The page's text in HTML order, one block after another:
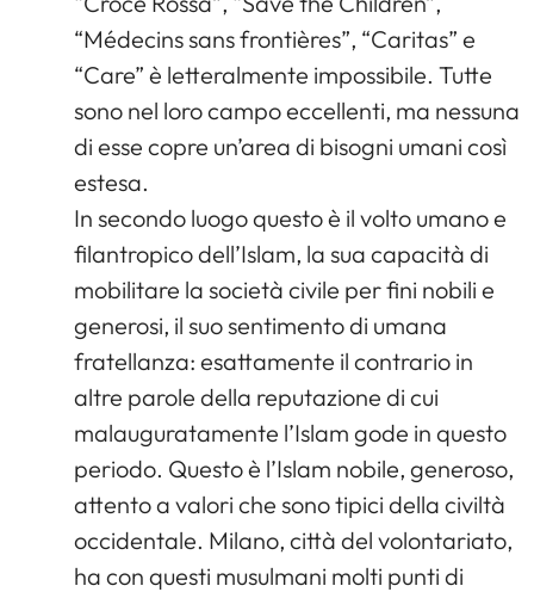
“Médecins sans frontières”, “Caritas” e
“Care” è letteralmente impossibile. Tutte
sono nel loro campo eccellenti, ma nessuna
di esse copre un’area di bisogni umani così
estesa.
In secondo luogo questo è il volto umano e
filantropico dell’Islam, la sua capacità di
mobilitare la società civile per fini nobili e
generosi, il suo sentimento di umana
fratellanza: esattamente il contrario in
altre parole della reputazione di cui
malauguratamente l’Islam gode in questo
periodo. Questo è l’Islam nobile, generoso,
attento a valori che sono tipici della civiltà
occidentale. Milano, città del volontariato,
ha con questi musulmani molti punti di